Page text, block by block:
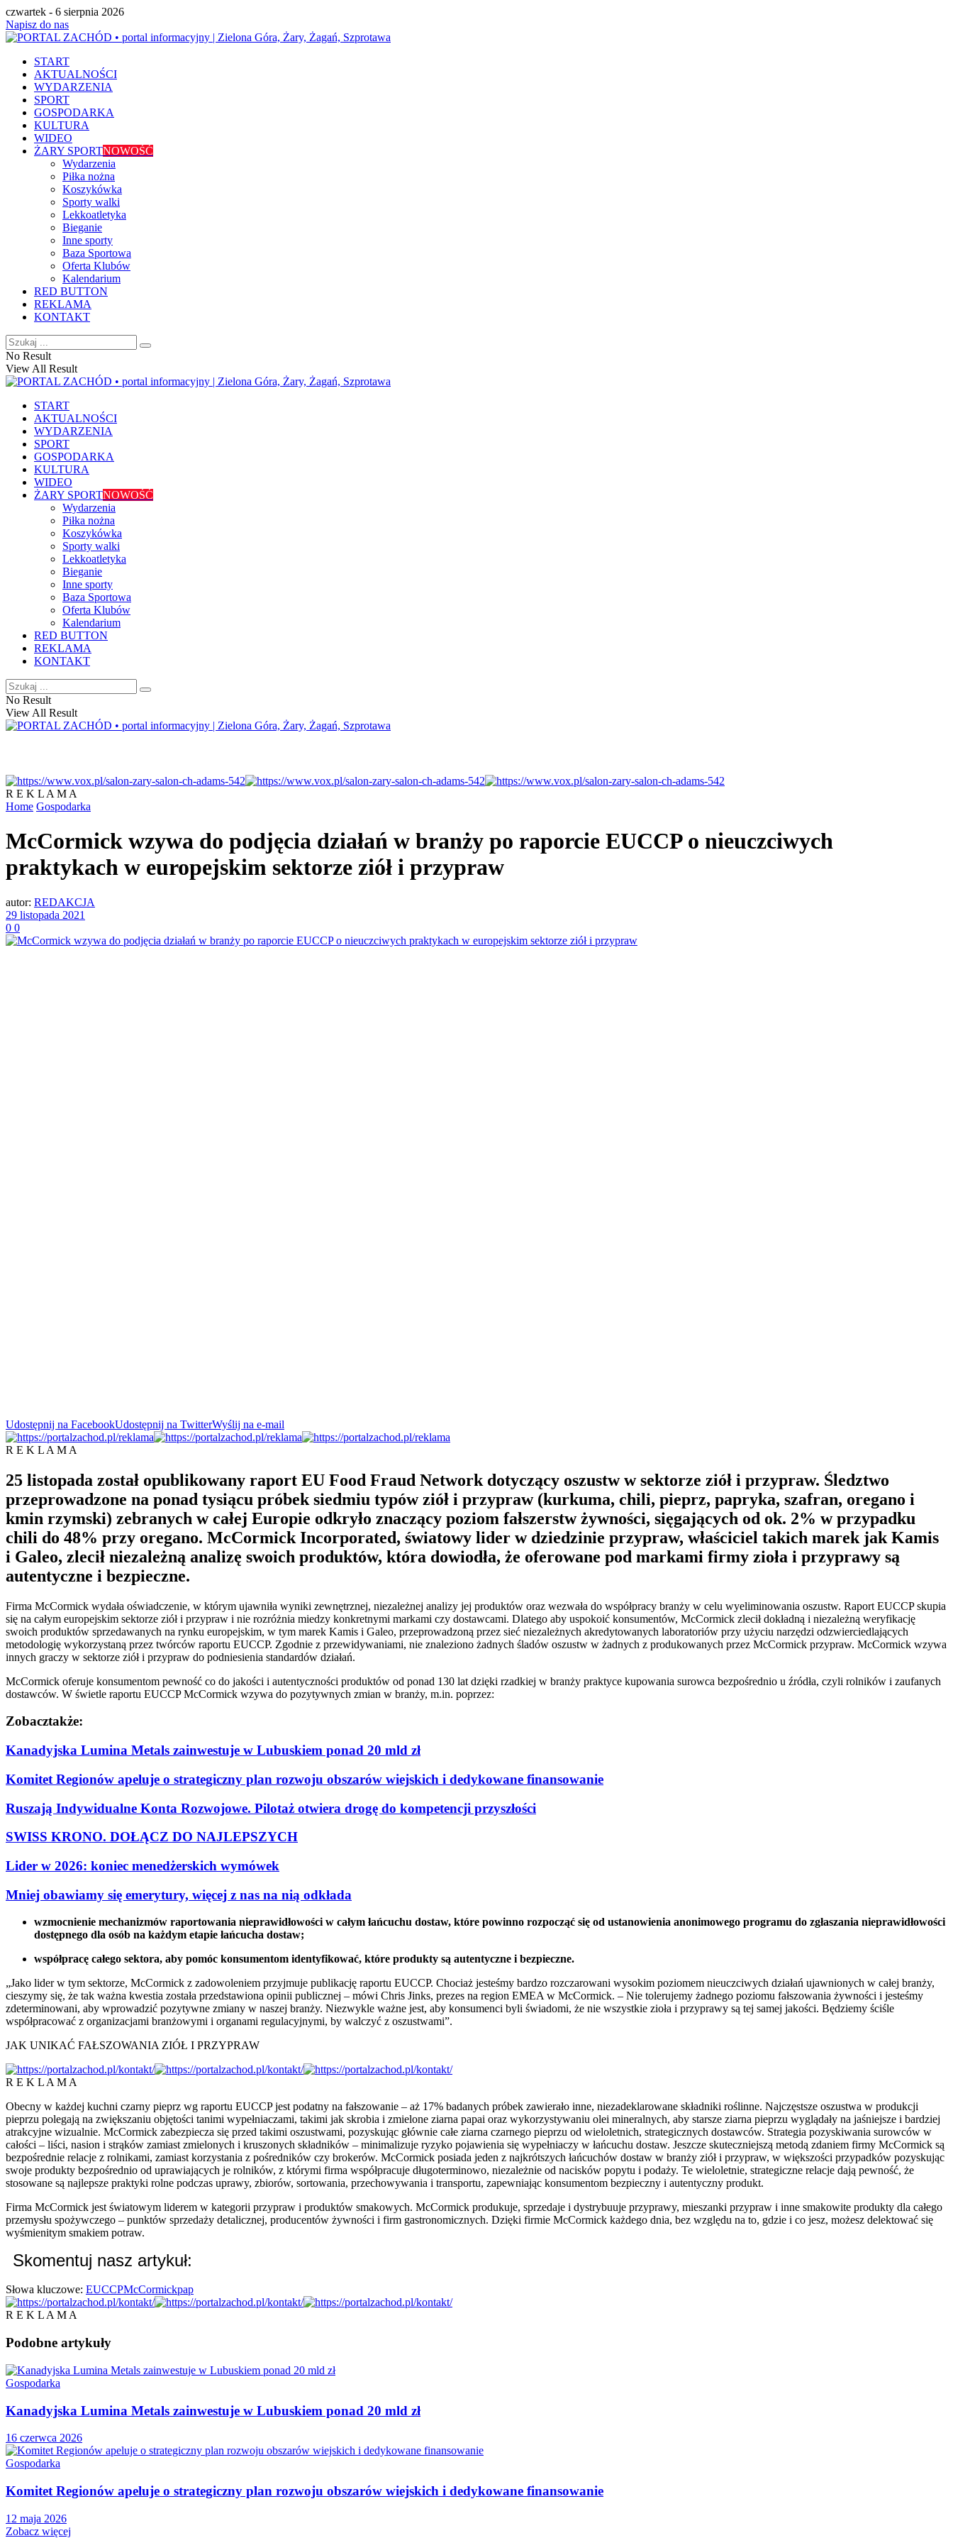
czwartek - 6 sierpnia 2026
Napisz do nas
START
AKTUALNOŚCI
WYDARZENIA
SPORT
GOSPODARKA
KULTURA
WIDEO
ŻARY SPORTNOWOŚĆ
Wydarzenia
Piłka nożna
Koszykówka
Sporty walki
Lekkoatletyka
Bieganie
Inne sporty
Baza Sportowa
Oferta Klubów
Kalendarium
RED BUTTON
REKLAMA
KONTAKT
No Result
View All Result
START
AKTUALNOŚCI
WYDARZENIA
SPORT
GOSPODARKA
KULTURA
WIDEO
ŻARY SPORTNOWOŚĆ
Wydarzenia
Piłka nożna
Koszykówka
Sporty walki
Lekkoatletyka
Bieganie
Inne sporty
Baza Sportowa
Oferta Klubów
Kalendarium
RED BUTTON
REKLAMA
KONTAKT
No Result
View All Result
R E K L A M A
Home Gospodarka
McCormick wzywa do podjęcia działań w branży po raporcie EUCCP o nieuczciwych
praktykach w europejskim sektorze ziół i przypraw
autor: REDAKCJA
29 listopada 2021
0 0
Udostępnij na FacebookUdostępnij na TwitterWyślij na e-mail
R E K L A M A
25 listopada został opublikowany raport EU Food Fraud Network dotyczący oszustw w sektorze ziół i przypraw. Śledztwo
przeprowadzone na ponad tysiącu próbek siedmiu typów ziół i przypraw (kurkuma, chili, pieprz, papryka, szafran, oregano i
kmin rzymski) zebranych w całej Europie odkryło znaczący poziom fałszerstw żywności, sięgających od ok. 2% w przypadku
chili do 48% przy oregano. McCormick Incorporated, światowy lider w dziedzinie przypraw, właściciel takich marek jak Kamis
i Galeo, zlecił niezależną analizę swoich produktów, która dowiodła, że oferowane pod markami firmy zioła i przyprawy są
autentyczne i bezpieczne.
Firma McCormick wydała oświadczenie, w którym ujawniła wyniki zewnętrznej, niezależnej analizy jej produktów oraz wezwała do współpracy branży w celu wyeliminowania oszustw. Raport EUCCP skupia
się na całym europejskim sektorze ziół i przypraw i nie rozróżnia miedzy konkretnymi markami czy dostawcami. Dlatego aby uspokoić konsumentów, McCormick zlecił dokładną i niezależną weryfikację
swoich produktów sprzedawanych na rynku europejskim, w tym marek Kamis i Galeo, przeprowadzoną przez sieć niezależnych akredytowanych laboratoriów przy użyciu narzędzi odzwierciedlających
metodologię wykorzystaną przez twórców raportu EUCCP. Zgodnie z przewidywaniami, nie znaleziono żadnych śladów oszustw w żadnych z produkowanych przez McCormick przypraw. McCormick wzywa
innych graczy w sektorze ziół i przypraw do podniesienia standardów działań.
McCormick oferuje konsumentom pewność co do jakości i autentyczności produktów od ponad 130 lat dzięki rzadkiej w branży praktyce kupowania surowca bezpośrednio u źródła, czyli rolników i zaufanych
dostawców. W świetle raportu EUCCP McCormick wzywa do pozytywnych zmian w branży, m.in. poprzez:
Zobacztakże:
Kanadyjska Lumina Metals zainwestuje w Lubuskiem ponad 20 mld zł
Komitet Regionów apeluje o strategiczny plan rozwoju obszarów wiejskich i dedykowane finansowanie
Ruszają Indywidualne Konta Rozwojowe. Pilotaż otwiera drogę do kompetencji przyszłości
SWISS KRONO. DOŁĄCZ DO NAJLEPSZYCH
Lider w 2026: koniec menedżerskich wymówek
Mniej obawiamy się emerytury, więcej z nas na nią odkłada
wzmocnienie mechanizmów raportowania nieprawidłowości w całym łańcuchu dostaw, które powinno rozpocząć się od ustanowienia anonimowego programu do zgłaszania nieprawidłowości
dostępnego dla osób na każdym etapie łańcucha dostaw;
współpracę całego sektora, aby pomóc konsumentom identyfikować, które produkty są autentyczne i bezpieczne.
„Jako lider w tym sektorze, McCormick z zadowoleniem przyjmuje publikację raportu EUCCP. Chociaż jesteśmy bardzo rozczarowani wysokim poziomem nieuczciwych działań ujawnionych w całej branży,
cieszymy się, że tak ważna kwestia została przedstawiona opinii publicznej – mówi Chris Jinks, prezes na region EMEA w McCormick. – Nie tolerujemy żadnego poziomu fałszowania żywności i jesteśmy
zdeterminowani, aby wprowadzić pozytywne zmiany w naszej branży. Niezwykle ważne jest, aby konsumenci byli świadomi, że nie wszystkie zioła i przyprawy są tej samej jakości. Będziemy ściśle
współpracować z organizacjami branżowymi i organami regulacyjnymi, by walczyć z oszustwami”.
JAK UNIKAĆ FAŁSZOWANIA ZIÓŁ I PRZYPRAW
R E K L A M A
Obecny w każdej kuchni czarny pieprz wg raportu EUCCP jest podatny na fałszowanie – aż 17% badanych próbek zawierało inne, niezadeklarowane składniki roślinne. Najczęstsze oszustwa w produkcji
pieprzu polegają na zwiększaniu objętości tanimi wypełniaczami, takimi jak skrobia i zmielone ziarna papai oraz wykorzystywaniu olei mineralnych, aby starsze ziarna pieprzu wyglądały na jaśniejsze i bardziej
atrakcyjne wizualnie. McCormick zabezpiecza się przed takimi oszustwami, pozyskując głównie całe ziarna czarnego pieprzu od wieloletnich, strategicznych dostawców. Strategia pozyskiwania surowców w
całości – liści, nasion i strąków zamiast zmielonych i kruszonych składników – minimalizuje ryzyko pojawienia się wypełniaczy w łańcuchu dostaw. Jeszcze skuteczniejszą metodą zdaniem firmy McCormick są
bezpośrednie relacje z rolnikami, zamiast korzystania z pośredników czy brokerów. McCormick posiada jeden z najkrótszych łańcuchów dostaw w branży ziół i przypraw, w większości przypadków pozyskując
swoje produkty bezpośrednio od uprawiających je rolników, z którymi firma współpracuje długoterminowo, niezależnie od nacisków popytu i podaży. Te wieloletnie, strategiczne relacje dają pewność, że
stosowane są najlepsze praktyki rolne podczas uprawy, zbiorów, sortowania, przechowywania i transportu, zapewniając konsumentom bezpieczny i autentyczny produkt.
Firma McCormick jest światowym liderem w kategorii przypraw i produktów smakowych. McCormick produkuje, sprzedaje i dystrybuuje przyprawy, mieszanki przypraw i inne smakowite produkty dla całego
przemysłu spożywczego – punktów sprzedaży detalicznej, producentów żywności i firm gastronomicznych. Dzięki firmie McCormick każdego dnia, bez względu na to, gdzie i co jesz, możesz delektować się
wyśmienitym smakiem potraw.
Skomentuj nasz artykuł:
Słowa kluczowe: EUCCPMcCormickpap
R E K L A M A
Podobne artykuły
Gospodarka
Kanadyjska Lumina Metals zainwestuje w Lubuskiem ponad 20 mld zł
16 czerwca 2026
Gospodarka
Komitet Regionów apeluje o strategiczny plan rozwoju obszarów wiejskich i dedykowane finansowanie
12 maja 2026
Zobacz więcej